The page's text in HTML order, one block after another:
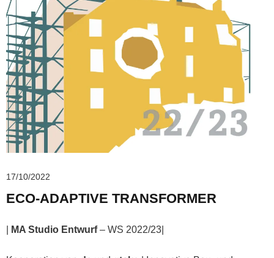
17/10/2022
ECO-ADAPTIVE TRANSFORMER
MA Studio Entwurf– WS 2022/23|